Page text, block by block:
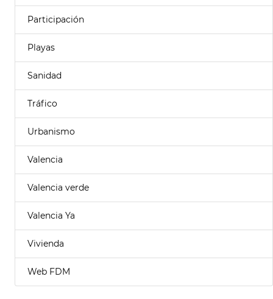
Participación
Playas
Sanidad
Tráfico
Urbanismo
Valencia
Valencia verde
Valencia Ya
Vivienda
Web FDM